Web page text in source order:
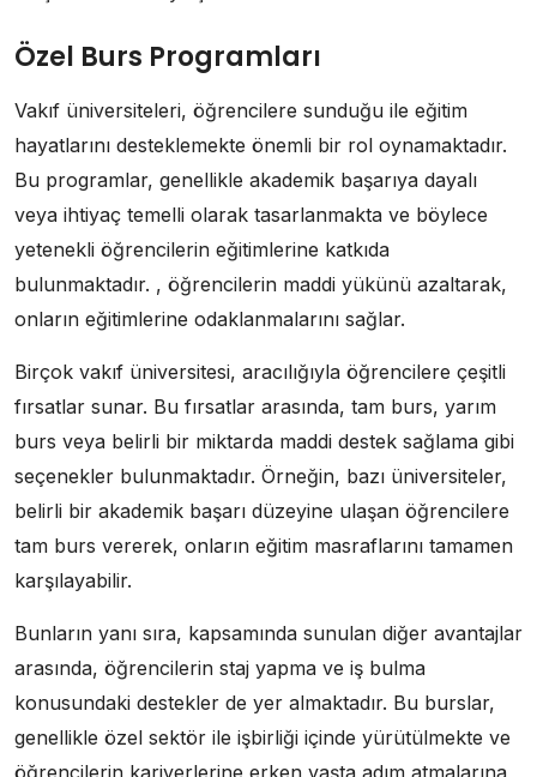
Özel Burs Programları
Vakıf üniversiteleri, öğrencilere sunduğu ile eğitim
hayatlarını desteklemekte önemli bir rol oynamaktadır.
Bu programlar, genellikle akademik başarıya dayalı
veya ihtiyaç temelli olarak tasarlanmakta ve böylece
yetenekli öğrencilerin eğitimlerine katkıda
bulunmaktadır. , öğrencilerin maddi yükünü azaltarak,
onların eğitimlerine odaklanmalarını sağlar.
Birçok vakıf üniversitesi, aracılığıyla öğrencilere çeşitli
fırsatlar sunar. Bu fırsatlar arasında, tam burs, yarım
burs veya belirli bir miktarda maddi destek sağlama gibi
seçenekler bulunmaktadır. Örneğin, bazı üniversiteler,
belirli bir akademik başarı düzeyine ulaşan öğrencilere
tam burs vererek, onların eğitim masraflarını tamamen
karşılayabilir.
Bunların yanı sıra, kapsamında sunulan diğer avantajlar
arasında, öğrencilerin staj yapma ve iş bulma
konusundaki destekler de yer almaktadır. Bu burslar,
genellikle özel sektör ile işbirliği içinde yürütülmekte ve